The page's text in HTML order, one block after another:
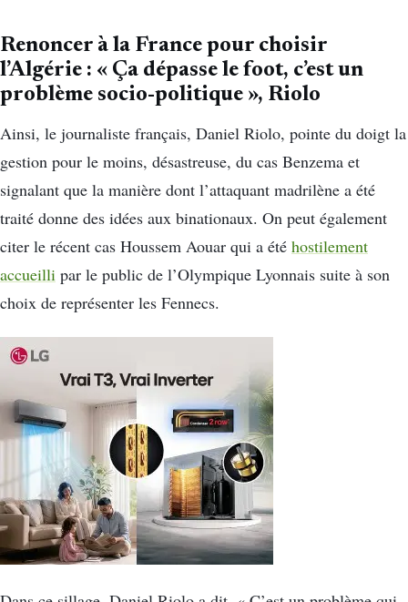
Renoncer à la France pour choisir
l’Algérie : « Ça dépasse le foot, c’est un
problème socio-politique », Riolo
Ainsi, le journaliste français, Daniel Riolo, pointe du doigt la
gestion pour le moins, désastreuse, du cas Benzema et
signalant que la manière dont l’attaquant madrilène a été
traité donne des idées aux binationaux. On peut également
citer le récent cas Houssem Aouar qui a été hostilement
accueilli par le public de l’Olympique Lyonnais suite à son
choix de représenter les Fennecs.